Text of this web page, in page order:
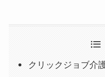
クリックジョブ介